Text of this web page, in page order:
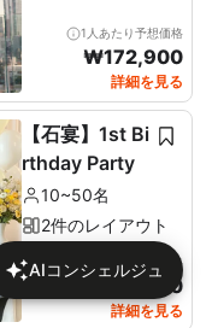
1人あたり予想価格
₩172,900
詳細を見る
【石宴】1st Bi
rthday Party
10~50名
2件のレイアウト
1人あたり予想価格
137,680
詳細を見る
AIコンシェルジュ